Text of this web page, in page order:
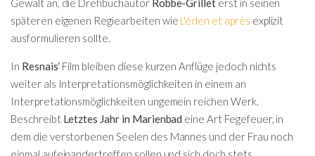
späteren eigenen Regiearbeiten wie L'éden et après explizit
ausformulieren sollte.
In Resnais‘ Film bleiben diese kurzen Anflüge jedoch nichts
weiter als Interpretationsmöglichkeiten in einem an
Interpretationsmöglichkeiten ungemein reichen Werk.
Beschreibt Letztes Jahr in Marienbad eine Art Fegefeuer, in
dem die verstorbenen Seelen des Mannes und der Frau noch